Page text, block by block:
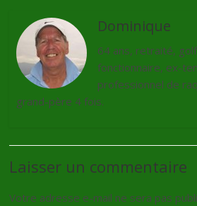
Dominique
64 ans, retraité,
fonctionnaire, ex-
professionnel de
grand-père 4 fois.
Laisser un commentaire
Votre adresse e-mail ne sera pas